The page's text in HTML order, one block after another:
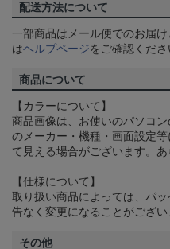
配送方法について
一部商品はメール便でのお届
はヘルプページをご確認くださ
商品について
【カラーについて】
商品画像は、お使いのパソコ
のメーカー・機種・画面設定
て見える場合がございます。あ
【仕様について】
取り扱い商品によっては、パ
告なく変更になることがござい
その他